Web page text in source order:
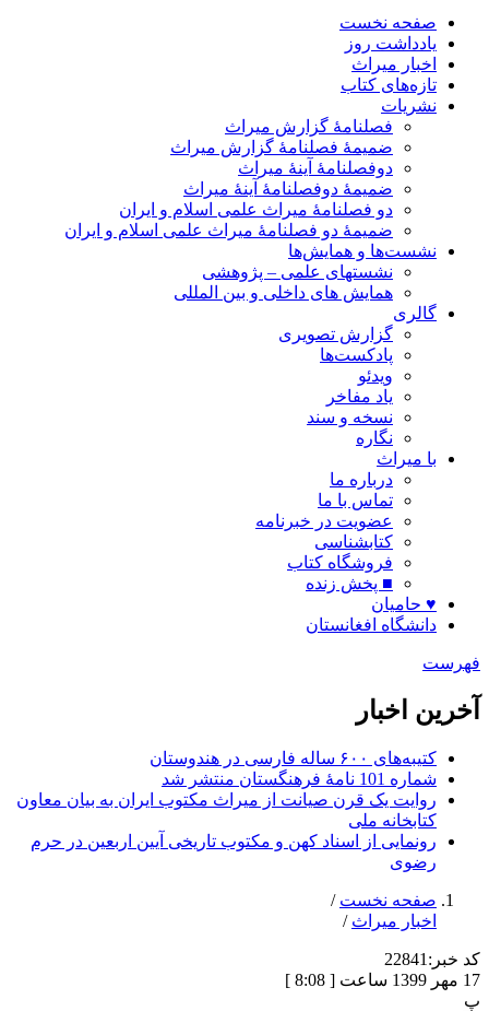
صفحه نخست
یادداشت روز
اخبار میراث
تازه‌های کتاب
نشریات
فصلنامۀ گزارش میراث
ضمیمۀ فصلنامۀ گزارش میراث
دوفصلنامۀ آینۀ میراث
ضمیمۀ دوفصلنامۀ آینۀ میراث
دو فصلنامۀ میراث علمی اسلام و ایران
ضمیمۀ دو فصلنامۀ میراث علمی اسلام و ایران
نشست‌ها و همایش‌ها
نشستهای علمی – پژوهشی
همایش های داخلی و بین المللی
گالری
گزارش تصویری
پادکست‌ها
ویدئو
یاد مفاخر
نسخه و سند
نگاره
با میراث
درباره ما
تماس با ما
عضویت در خبرنامه
کتابشناسی
فروشگاه کتاب
■ پخش زنده
♥ حامیان
دانشگاه افغانستان
فهرست
آخرین اخبار
کتیبه‌های ۶۰۰ ساله فارسی در هندوستان
شماره 101 نامۀ فرهنگستان منتشر شد
روایت یک قرن صیانت از میراث مکتوب ایران به بیان معاون
کتابخانه ملی
رونمایی از اسناد کهن و مکتوب تاریخی آیین اربعین در حرم
رضوی
صفحه نخست /
اخبار میراث /
کد خبر: 22841
17 مهر 1399 ساعت [ 8:08 ]
پ